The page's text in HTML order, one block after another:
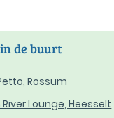
de buurt
Rossum
Lounge, Heesselt